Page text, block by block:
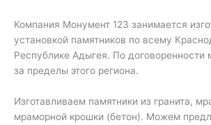
Компания Монумент 123 занимается
установкой памятников по всему
Республике Адыгея. По договоренности
за пределы этого региона.
Изготавливаем памятники из гранита,
мраморной крошки (бетон). Можем